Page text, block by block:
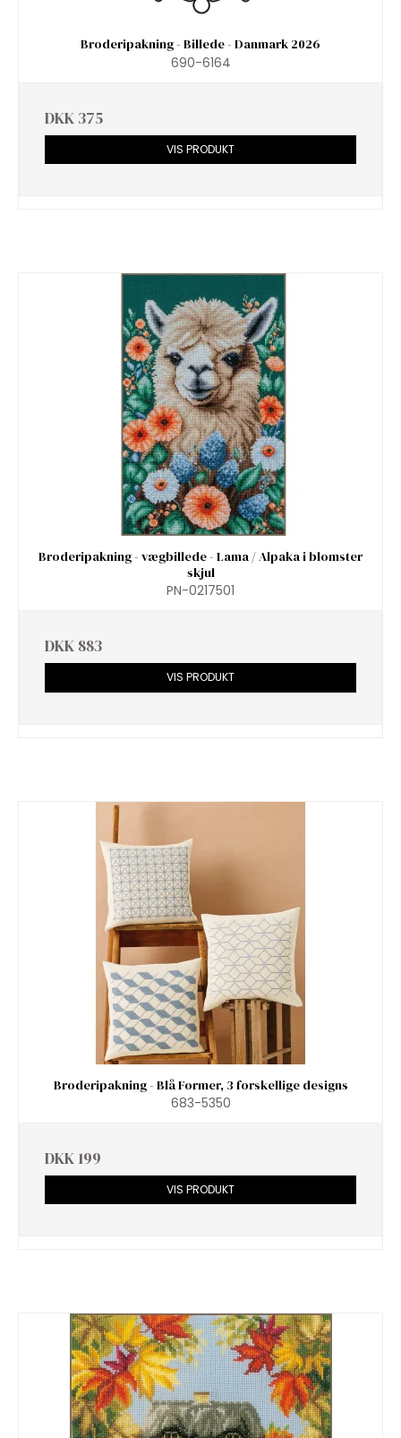
Broderipakning - Billede - Danmark 2026
690-6164
DKK 375
VIS PRODUKT
Broderipakning - vægbillede - Lama / Alpaka i blomster
skjul
PN-0217501
DKK 883
VIS PRODUKT
Broderipakning - Blå Former, 3 forskellige designs
683-5350
DKK 199
VIS PRODUKT